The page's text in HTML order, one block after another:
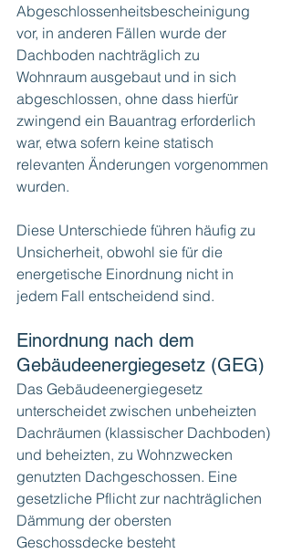
Abgeschlossenheitsbescheinigung
vor, in anderen Fällen wurde der
Dachboden nachträglich zu
Wohnraum ausgebaut und in sich
abgeschlossen, ohne dass hierfür
zwingend ein Bauantrag erforderlich
war, etwa sofern keine statisch
relevanten Änderungen vorgenommen
wurden.
Diese Unterschiede führen häufig zu
Unsicherheit, obwohl sie für die
energetische Einordnung nicht in
jedem Fall entscheidend sind.
Einordnung nach dem
Gebäudeenergiegesetz (GEG)
Das Gebäudeenergiegesetz
unterscheidet zwischen unbeheizten
Dachräumen (klassischer Dachboden)
und beheizten, zu Wohnzwecken
genutzten Dachgeschossen. Eine
gesetzliche Pflicht zur nachträglichen
Dämmung der obersten
Geschossdecke besteht